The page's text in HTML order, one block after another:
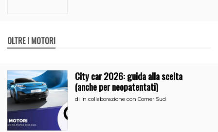
OLTRE I MOTORI
City car 2026: guida alla scelta
(anche per neopatentati)
di in collaborazione con Comer Sud